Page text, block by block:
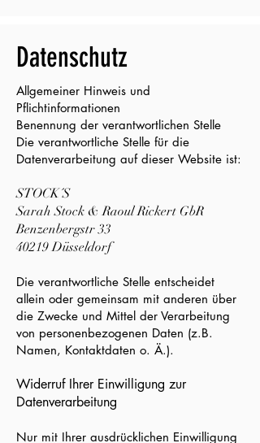
Datenschutz
Allgemeiner Hinweis und
Pflichtinformationen
Benennung der verantwortlichen Stelle
Die verantwortliche Stelle für die
Datenverarbeitung auf dieser Website ist:
STOCK´S
Sarah Stock & Raoul Rickert GbR
Benzenbergstr 33
40219 Düsseldorf
Die verantwortliche Stelle entscheidet
allein oder gemeinsam mit anderen über
die Zwecke und Mittel der Verarbeitung
von personenbezogenen Daten (z.B.
Namen, Kontaktdaten o. Ä.).
Widerruf Ihrer Einwilligung zur
Datenverarbeitung
Nur mit Ihrer ausdrücklichen Einwilligung